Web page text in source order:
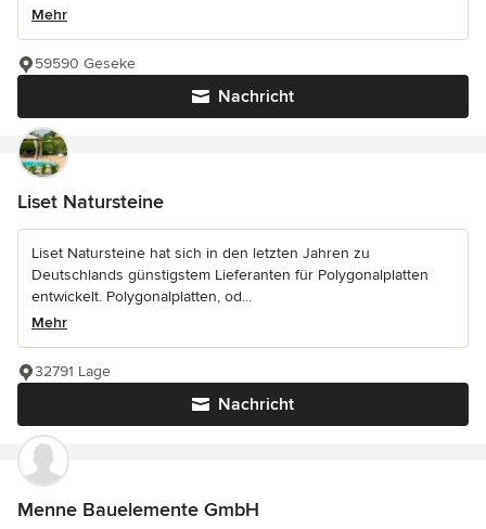
Mehr
Nachricht
59590 Geseke
Liset Natursteine
Liset Natursteine hat sich in den letzten Jahren zu
Deutschlands günstigstem Lieferanten für Polygonalplatten
entwickelt. Polygonalplatten, od...
Mehr
Nachricht
32791 Lage
Menne Bauelemente GmbH